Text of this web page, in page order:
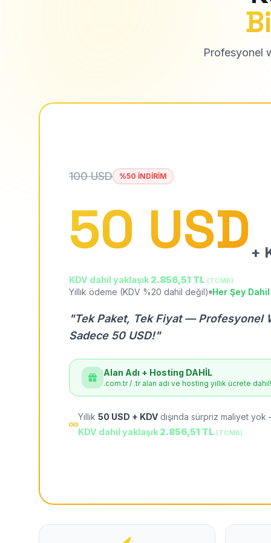
Profesyonel
100 USD %50 İNDİRİM
50 USD +
KDV dahil yaklaşık 2.856,51 TL (TCMB)
Yıllık ödeme (KDV %20 dahil değil) Her Şey Dahil
"Tek Paket, Tek Fiyat — Profesyonel
Sadece 50 USD!"
Alan Adı + Hosting DAHİL
.com.tr / .tr alan adı ve hosting yıllık ücrete dahil!
Yıllık 50 USD + KDV dışında sürpriz maliyet
KDV dahil yaklaşık 2.856,51 TL (TCMB)